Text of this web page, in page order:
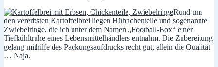
Rund um
den vererbsten Kartoffelbrei liegen Hühnchenteile und sogenannte
Zwiebelringe, die ich unter dem Namen „Football-Box“ einer
Tiefkühltruhe eines Lebensmittelhändlers entnahm. Die Zubereitung
gelang mithilfe des Packungsaufdrucks recht gut, allein die Qualität
… Naja.